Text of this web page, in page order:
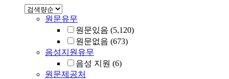
원문유무
원문있음 (5,120)
원문없음 (673)
음성지원유무
음성 지원 (6)
원문제공처